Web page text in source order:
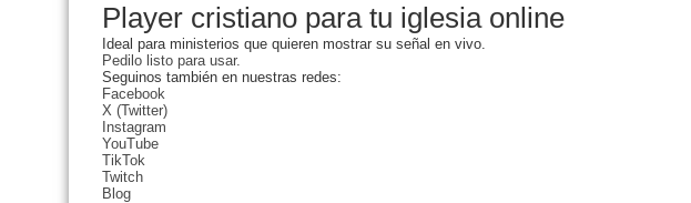
Player cristiano para tu iglesia online
Ideal para ministerios que quieren mostrar su señal en vivo.
Pedilo listo para usar.
Seguinos también en nuestras redes:
Facebook
X (Twitter)
Instagram
YouTube
TikTok
Twitch
Blog